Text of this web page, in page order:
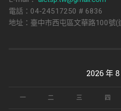
電話：04-24517250 # 6836
地址：臺中市西屯區文華路100號
2026 年 8
一 二 三 四